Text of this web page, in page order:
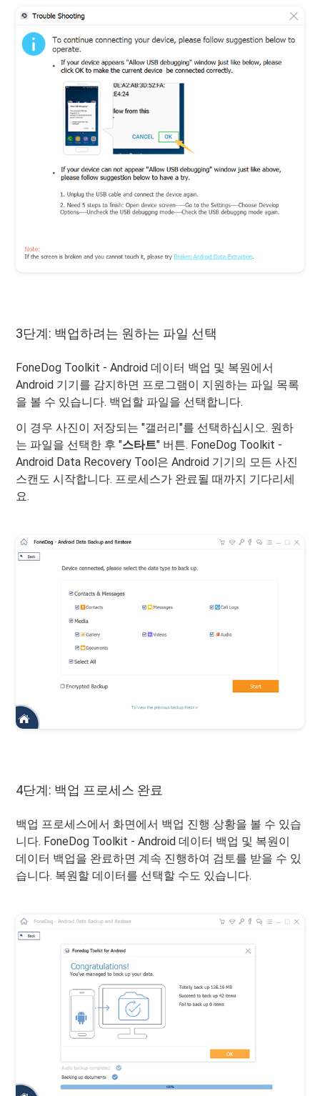
3단계: 백업하려는 원하는 파일 선택
FoneDog Toolkit - Android 데이터 백업 및 복원에서
Android 기기를 감지하면 프로그램이 지원하는 파일 목록
을 볼 수 있습니다. 백업할 파일을 선택합니다.
이 경우 사진이 저장되는 "갤러리"를 선택하십시오. 원하
는 파일을 선택한 후 "스타트" 버튼. FoneDog Toolkit -
Android Data Recovery Tool은 Android 기기의 모든 사진
스캔도 시작합니다. 프로세스가 완료될 때까지 기다리세
요.
4단계: 백업 프로세스 완료
백업 프로세스에서 화면에서 백업 진행 상황을 볼 수 있습
니다. FoneDog Toolkit - Android 데이터 백업 및 복원이
데이터 백업을 완료하면 계속 진행하여 검토를 받을 수 있
습니다. 복원할 데이터를 선택할 수도 있습니다.